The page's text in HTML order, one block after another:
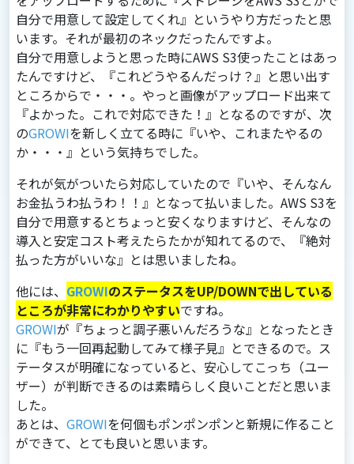
⾃分で⽤意して設定してくれ』というやり⽅だったと思
います。それが最初のネックだったんですよ。
⾃分で⽤意しようと思った時にAWS S3使ったことはあっ
たんですけど、『これどうやるんだっけ？』と思い出す
ところからで・・・。やっと画像がアップロード出来て
『よかった。これで対応できた！』となるのですが、次
のGROWIを新しく⽴てる時に『いや、これまたやるの
か・・・』という気持ちでした。
それが気がついたら対応していたので『いや、そんなん
お⾦払うわ払うわ！！』となって払いました。AWS S3を
⾃分で⽤意するとちょっと安くなりますけど、そんなの
導⼊と安定コスト考えたらたかが知れてるので、『絶対
払った⽅がいいな』とは思いましたね。
他には、 GROWIのステータスをUP/DOWNで出している
ところが⾮常にわかりやすいですね。
GROWIが『ちょっと調⼦悪いんだろうな』となったとき
に『もう⼀回再起動してみて様⼦⾒』とできるので。ス
テータスが明確になっていると、安⼼してこっち（ユー
ザー）が判断できるのは素晴らしく良いことだと思いま
した。
あとは、 GROWIを何個もポンポンポンと新規に作ること
ができて、とても良いと思います。